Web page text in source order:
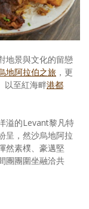
地景與文化的留戀
地阿拉伯之旅 ，更
、以至紅海畔港都
溢的Levant黎凡特
呈，然沙烏地阿拉
然素樸、豪邁堅
團團圍坐融洽共